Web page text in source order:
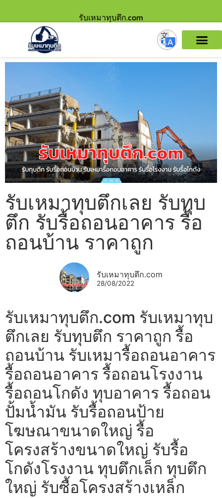
รับเหมาทุบตึก.com
รับเหมาทุบตึกเลย รับทุบ
ตึก รับรื้อถอนอาคาร รื้อ
ถอนบ้าน ราคาถูก
รับเหมาทุบตึก.com
28/08/2022
รับเหมาทุบตึก.com รับเหมาทุบ
ตึกเลย รับทุบตึก ราคาถูก รื้อ
ถอนบ้าน รับเหมารื้อถอนอาคาร
รื้อถอนอาคาร รื้อถอนโรงงาน
รื้อถอนโกดัง ทุบอาคาร รื้อถอน
ปั้มน้ำมัน รับรื้อถอนป้าย
โฆษณาขนาดใหญ่ รื้อ
โครงสร้างขนาดใหญ่ รับรื้อ
โกดังโรงงาน ทุบตึกเล็ก ทุบตึก
ใหญ่ รับซื้อโครงสร้างเหล็ก